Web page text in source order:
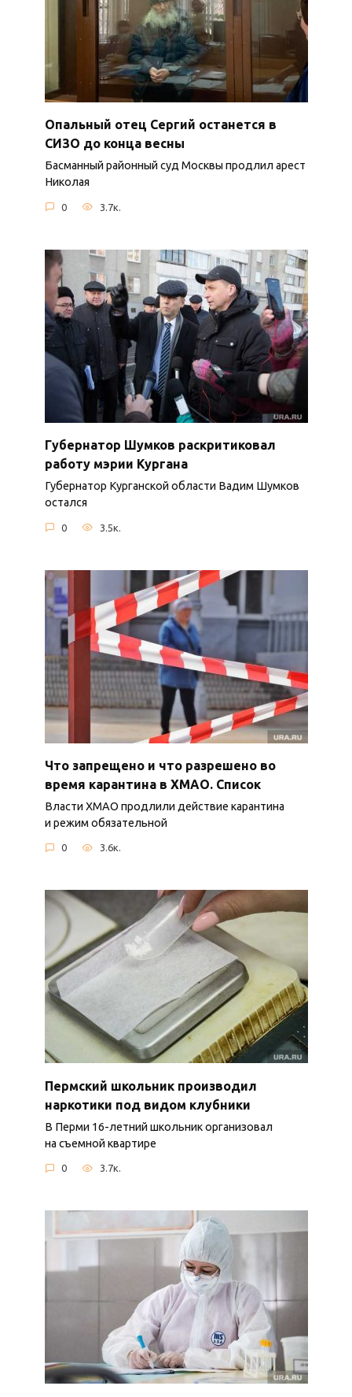
Опальный отец Сергий останется в
СИЗО до конца весны
Басманный районный суд Москвы продлил арест
Николая
0 3.7к.
Губернатор Шумков раскритиковал
работу мэрии Кургана
Губернатор Курганской области Вадим Шумков
остался
0 3.5к.
Что запрещено и что разрешено во
время карантина в ХМАО. Список
Власти ХМАО продлили действие карантина
и режим обязательной
0 3.6к.
Пермский школьник производил
наркотики под видом клубники
В Перми 16-летний школьник организовал
на съемной квартире
0 3.7к.